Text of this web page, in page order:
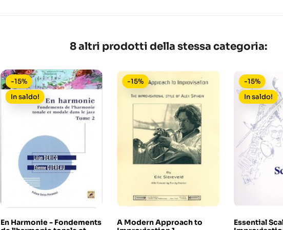
8 altri prodotti della stessa categoria:
En Harmonie - Fondements
-15%
In saldo!
A Modern Approach to
-15%
Essential
-15%
In saldo!